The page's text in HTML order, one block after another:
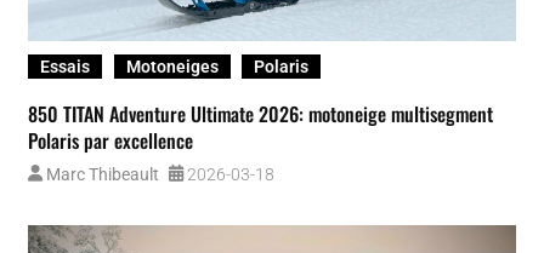
Essais Motoneiges Polaris
850 TITAN Adventure Ultimate 2026: motoneige multisegment
Polaris par excellence
Marc Thibeault 2026-03-18